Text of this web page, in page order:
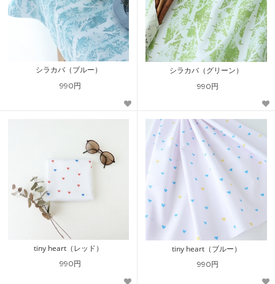
シラカバ（ブルー）
990円
シラカバ（グリーン）
990円
tiny heart（レッド）
990円
tiny heart（ブルー）
990円